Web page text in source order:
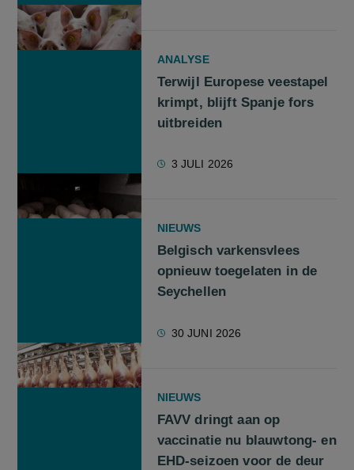
ANALYSE
Terwijl Europese veestapel
krimpt, blijft Spanje fors
uitbreiden
3 JULI 2026
NIEUWS
Belgisch varkensvlees
opnieuw toegelaten in de
Seychellen
30 JUNI 2026
NIEUWS
FAVV dringt aan op
vaccinatie nu blauwtong- en
EHD-seizoen voor de deur